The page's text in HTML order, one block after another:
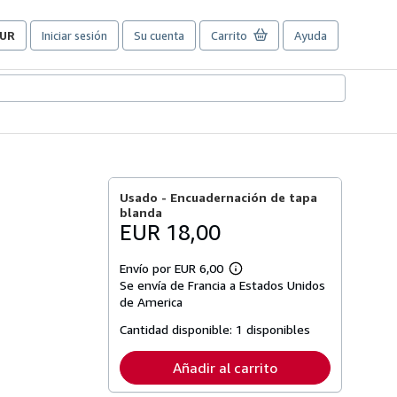
Iniciar sesión Su cuenta Carrito Ayuda
Usado - Encuadernación de tapa
blanda
EUR 18,00
Envío por EUR 6,00
Más
información
tarifas
envío
Se envía de Francia a Estados Unidos
de America
Cantidad disponible: 1 disponibles
Añadir al carrito